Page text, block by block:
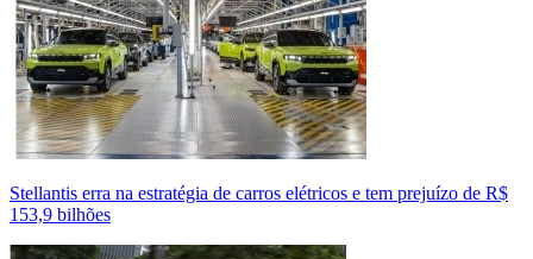
Stellantis erra na estratégia de carros elétricos e tem prejuízo de R$
153,9 bilhões